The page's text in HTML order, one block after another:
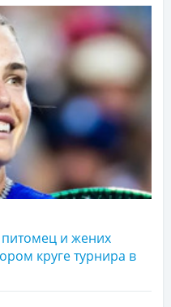
питомец и жених
круге турнира в